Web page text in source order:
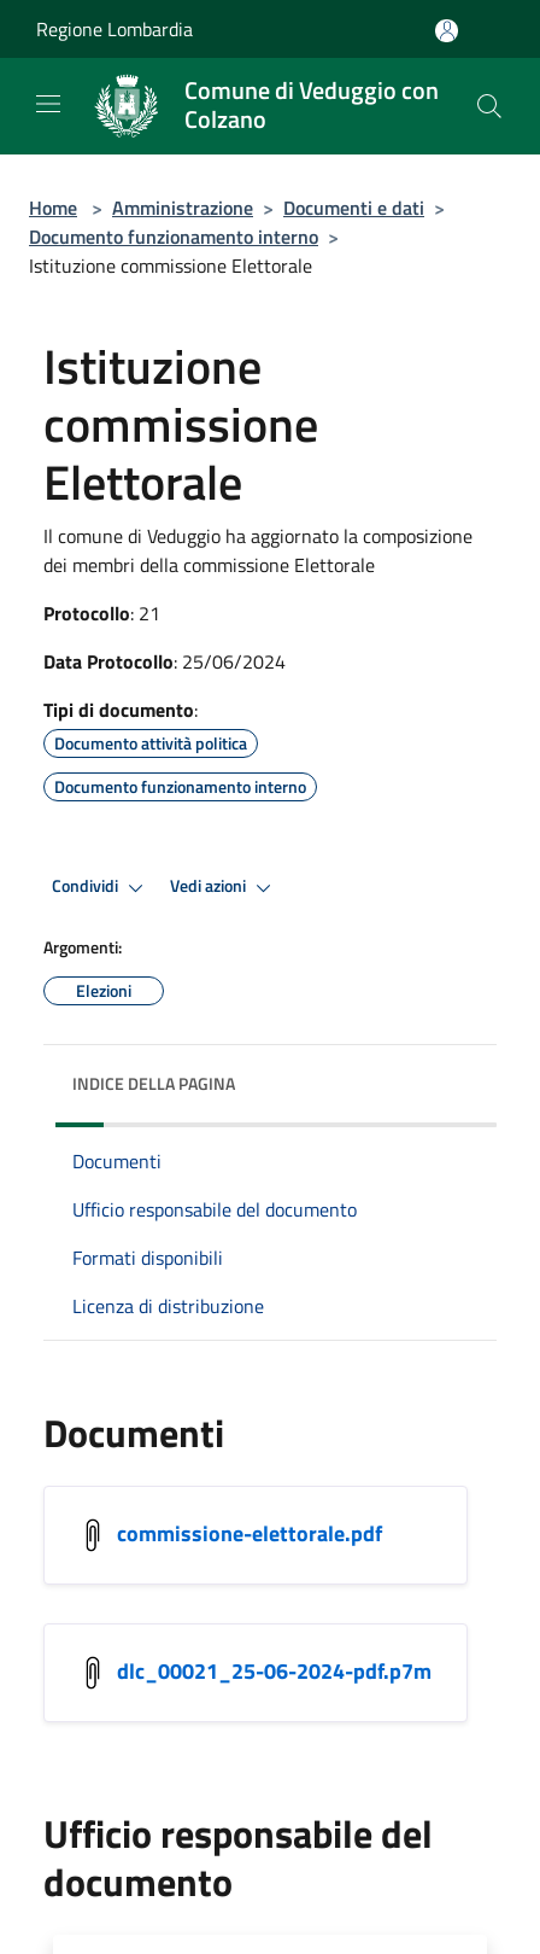
Regione Lombardia
Comune di Veduggio con
Colzano
Home > Amministrazione > Documenti e dati >
Documento funzionamento interno >
Istituzione commissione Elettorale
Istituzione
commissione
Elettorale
Il comune di Veduggio ha aggiornato la composizione
dei membri della commissione Elettorale
Protocollo: 21
Data Protocollo: 25/06/2024
Tipi di documento:
Documento attività politica
Documento funzionamento interno
Condividi Vedi azioni
Argomenti:
Elezioni
INDICE DELLA PAGINA
Documenti
Ufficio responsabile del documento
Formati disponibili
Licenza di distribuzione
Documenti
commissione-elettorale.pdf
dlc_00021_25-06-2024-pdf.p7m
Ufficio responsabile del
documento